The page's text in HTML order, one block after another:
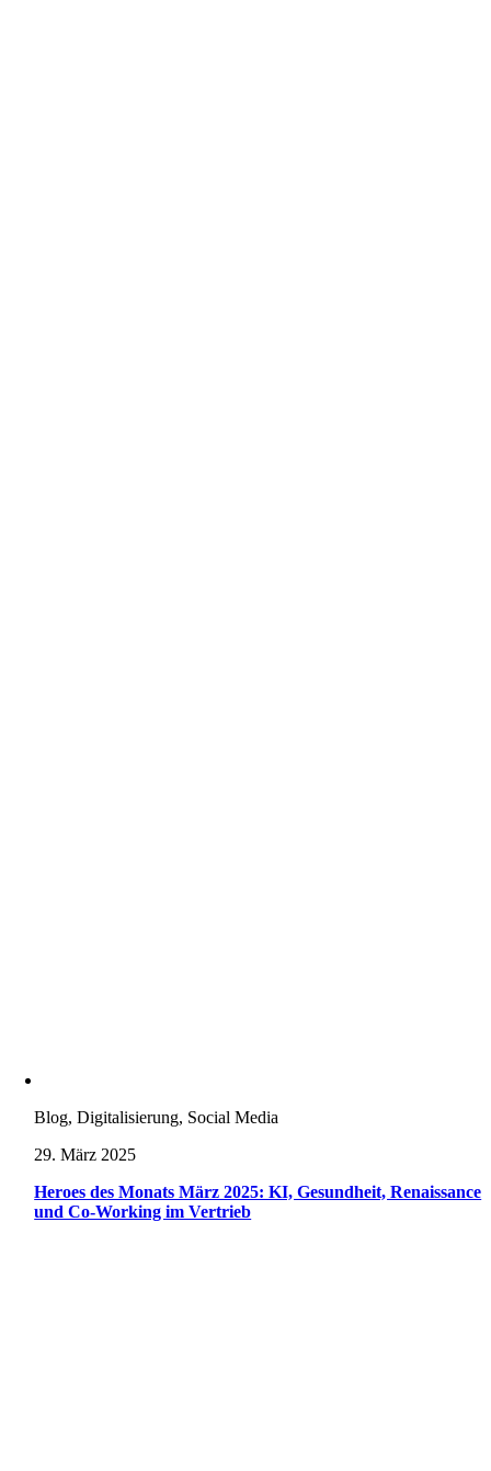
Blog, Digitalisierung, Social Media
29. März 2025
Heroes des Monats März 2025: KI, Gesundheit, Renaissance
und Co-Working im Vertrieb